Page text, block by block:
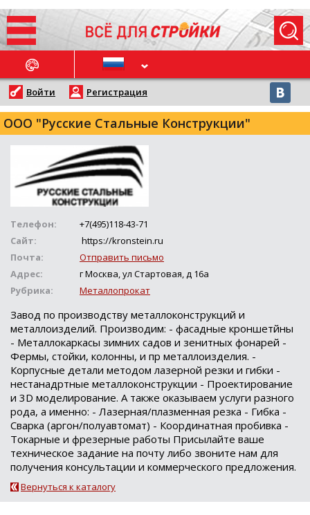
НОВОСТИ
Войти Регистрация
ООО "Русские Стальные Конструкции"
Телефон:
+7(495)118-43-71
Сайт:
https://kronstein.ru
Почта:
Отправить письмо
Адрес:
г Москва, ул Стартовая, д 16а
Рубрика:
Металлопрокат
Завод по производству металлоконструкций и
металлоизделий. Производим: - фасадные кроншетйны
- Металлокаркасы зимних садов и зенитных фонарей -
Фермы, стойки, колонны, и пр металлоизделия. -
Корпусные детали методом лазерной резки и гибки -
нестанадртные металлоконструкции - Проектирование
и 3D моделирование. А также оказываем услуги разного
рода, а именно: - Лазерная/плазменная резка - Гибка -
Сварка (аргон/полуавтомат) - Координатная пробивка -
Токарные и фрезерные работы Присылайте ваше
техническое задание на почту либо звоните нам для
получения консультации и коммерческого предложения.
Вернуться к каталогу